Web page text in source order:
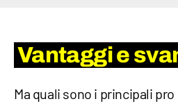
Vantaggi e
Ma quali sono i principali